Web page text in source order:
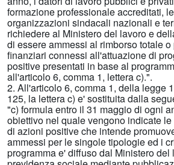
formazione professionale accreditati,
organizzazioni sindacali nazionali e
richiedere al Ministero del lavoro e
di essere ammessi al rimborso totale
finanziari connessi all'attuazione di
positive presentati in base al
all'articolo 6, comma 1, lettera c).".
2. All'articolo 6, comma 1, della legge
125, la lettera c) e' sostituita dalla
"c) formula entro il 31 maggio di ogni
obiettivo nel quale vengono indicate
di azioni positive che intende
ammessi per le singole tipologie ed i
programma e' diffuso dal Ministero del